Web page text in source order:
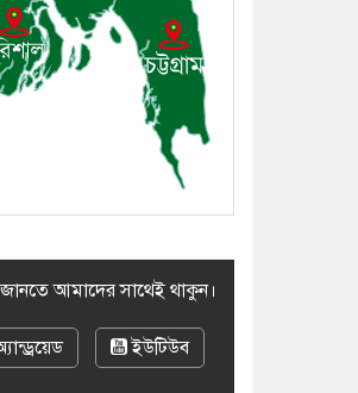
নেতা ড. খন্দকার
হোসেনের মূল্যায়ন
এবং একটি বিশ্লেষণ
হুমকির অভিযোগ
আমাদের সাথেই থাকুন।
ইউটিউব